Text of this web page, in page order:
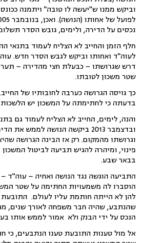
וביקש ממנו ש"יעשה לו טובה" ויתמנה
נכסים על הדירה, ולימים, גובש הסדר
לעוה"ד ואחותו וביקש לגבש הסדר חדש.
דרש שגרושתו – כבעלת חצי מהדירה –
שטר משכון לטובתו.
כך גויסה הגרושה כערבה לחובותיו של
בדעתה כי לחתימתה על המשכון יש
והנה, לימים, החייב לא הצליח לעמוד גם
ובדצמבר 2013 ביקשה הנושה לממש
וגרושתו מהמקום. רק אז הבינה הגרושה
פינוי, ומיהרה להגיש תביעה לביטול
בבאר שבע.
התביעה הוגשה נגד הנושה ואחיה – עוה"ד –
הוסברו לה משמעויות החתימה על שטר
להן לא הייתה חותמת עליו לעולם. התובעת
שהנתבע, שהיה חבר משפחה לאורך שנים,
הנכס על ידי הבנק ולא אמור לממש אותו
אל מול טענות התובעת טענו הנתבעים, כי